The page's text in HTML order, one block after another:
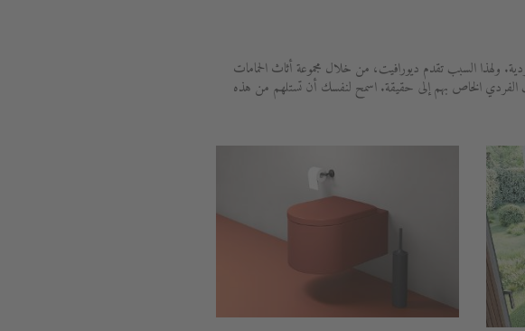
ولهذا السبب تقدم ديورافيت، من خلال مجموعة أثاث الحمامات
الفردي الخاص بهم إلى حقيقة. اسمح لنفسك أن تستلهم من هذه